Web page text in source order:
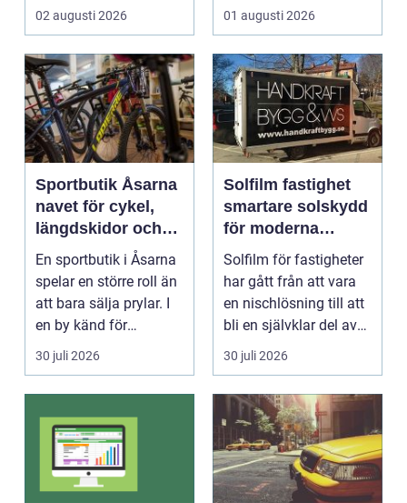
riktigt. Gen...
02 augusti 2026
arbetsdagen. För
många hundäga...
01 augusti 2026
Sportbutik Åsarna
navet för cykel,
längdskidor och
löpning i södra
jämtland
En sportbutik i Åsarna
spelar en större roll än
att bara sälja prylar. I
en by känd för
längdskidåkn...
30 juli 2026
Solfilm fastighet
smartare solskydd
för moderna
byggnader
Solfilm för fastigheter
har gått från att vara
en nischlösning till att
bli en självklar del av
mode...
30 juli 2026